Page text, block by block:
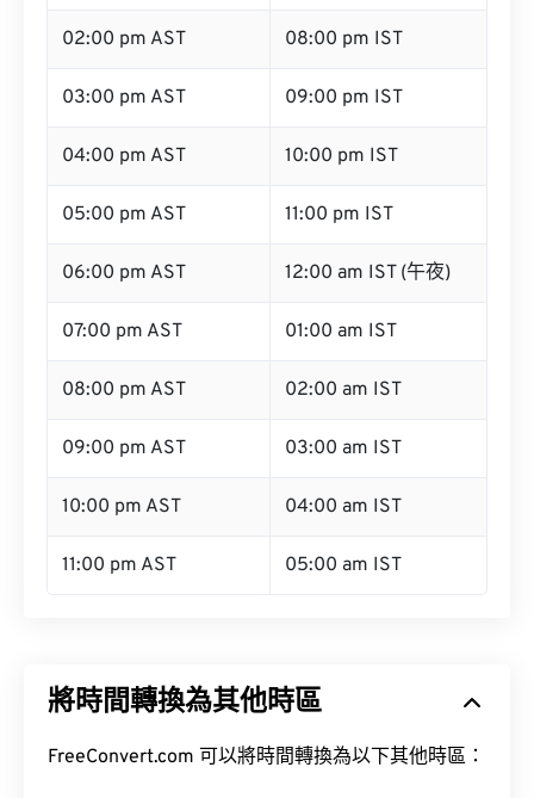
02:00 pm AST 08:00 pm IST
03:00 pm AST 09:00 pm IST
04:00 pm AST 10:00 pm IST
05:00 pm AST 11:00 pm IST
06:00 pm AST 12:00 am IST (午夜)
07:00 pm AST 01:00 am IST
08:00 pm AST 02:00 am IST
09:00 pm AST 03:00 am IST
10:00 pm AST 04:00 am IST
11:00 pm AST 05:00 am IST
將時間轉換為其他時區
FreeConvert.com 可以將時間轉換為以下其他時區：